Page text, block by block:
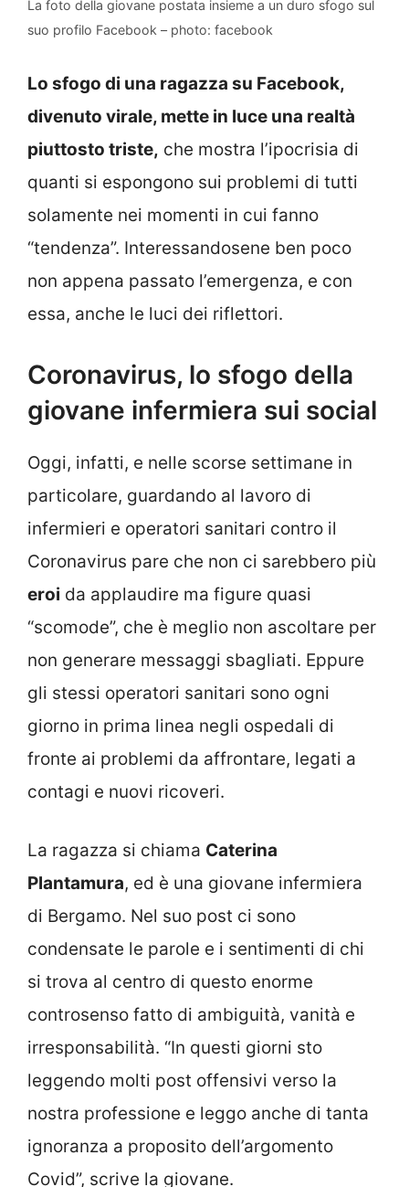
La foto della giovane postata insieme a un duro sfogo sul
suo profilo Facebook – photo: facebook
Lo sfogo di una ragazza su Facebook,
divenuto virale, mette in luce una realtà
piuttosto triste, che mostra l’ipocrisia di
quanti si espongono sui problemi di tutti
solamente nei momenti in cui fanno
“tendenza”. Interessandosene ben poco
non appena passato l’emergenza, e con
essa, anche le luci dei riflettori.
Coronavirus, lo sfogo della
giovane infermiera sui social
Oggi, infatti, e nelle scorse settimane in
particolare, guardando al lavoro di
infermieri e operatori sanitari contro il
Coronavirus pare che non ci sarebbero più
eroi da applaudire ma figure quasi
“scomode”, che è meglio non ascoltare per
non generare messaggi sbagliati. Eppure
gli stessi operatori sanitari sono ogni
giorno in prima linea negli ospedali di
fronte ai problemi da affrontare, legati a
contagi e nuovi ricoveri.
La ragazza si chiama Caterina
Plantamura, ed è una giovane infermiera
di Bergamo. Nel suo post ci sono
condensate le parole e i sentimenti di chi
si trova al centro di questo enorme
controsenso fatto di ambiguità, vanità e
irresponsabilità. “In questi giorni sto
leggendo molti post offensivi verso la
nostra professione e leggo anche di tanta
ignoranza a proposito dell’argomento
Covid”, scrive la giovane.